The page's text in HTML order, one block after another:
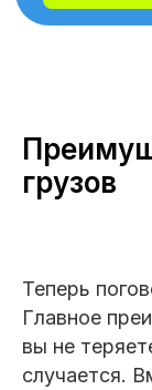
грузов
Теперь
Главное
вы не
случается.